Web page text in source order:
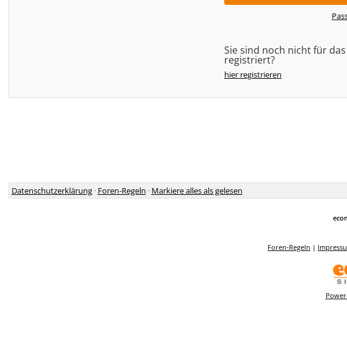
Sie sind noch nicht für
registriert?
hier registrieren
Datenschutzerklärung· Foren-Regeln · Markiere alles als gelesen
Foren-Regeln |